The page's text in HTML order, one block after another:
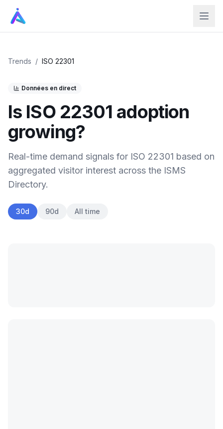
Trends / ISO 22301
Données en direct
Is ISO 22301 adoption
growing?
Real-time demand signals for ISO 22301 based on
aggregated visitor interest across the ISMS
Directory.
30d 90d All time